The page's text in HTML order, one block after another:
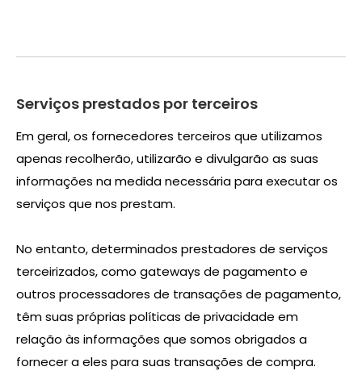
Serviços prestados por terceiros
Em geral, os fornecedores terceiros que utilizamos
apenas recolherão, utilizarão e divulgarão as suas
informações na medida necessária para executar os
serviços que nos prestam.
No entanto, determinados prestadores de serviços
terceirizados, como gateways de pagamento e
outros processadores de transações de pagamento,
têm suas próprias políticas de privacidade em
relação às informações que somos obrigados a
fornecer a eles para suas transações de compra.